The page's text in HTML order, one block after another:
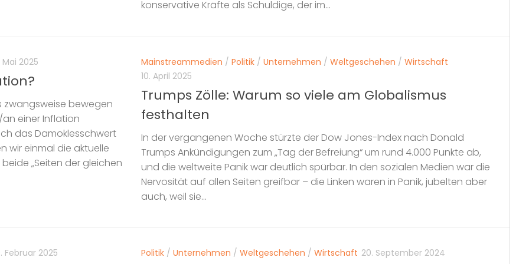
konservative Kräfte als Schuldige, der im...
Mai 2025
zwangsweise bewegen
einer Inflation
das Damoklesschwert
wir einmal die aktuelle
„Seiten der gleichen
Mainstreammedien / Politik / Unternehmen / Weltgeschehen / Wirtschaft
10. April 2025
Trumps Zölle: Warum so viele am Globalismus
festhalten
In der vergangenen Woche stürzte der Dow Jones-Index nach Donald
Trumps Ankündigungen zum „Tag der Befreiung“ um rund 4.000 Punkte ab,
und die weltweite Panik war deutlich spürbar. In den sozialen Medien war die
Nervosität auf allen Seiten greifbar – die Linken waren in Panik, jubelten aber
auch, weil sie...
Februar 2025 Politik / Unternehmen / Weltgeschehen / Wirtschaft 20. September 2024